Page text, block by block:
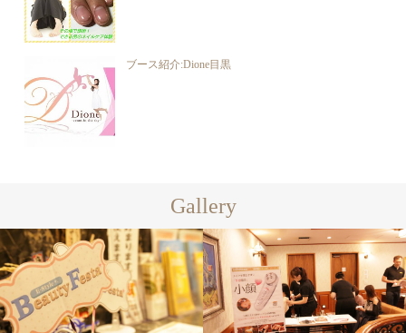
ブース紹介:Dione目黒
Gallery